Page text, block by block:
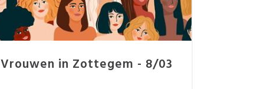
Vrouwen in Zottegem - 8/03